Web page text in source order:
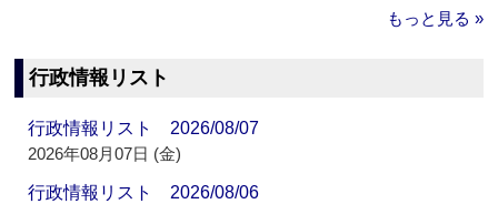
もっと見る »
行政情報リスト
行政情報リスト 2026/08/07
2026年08月07日 (金)
行政情報リスト 2026/08/06